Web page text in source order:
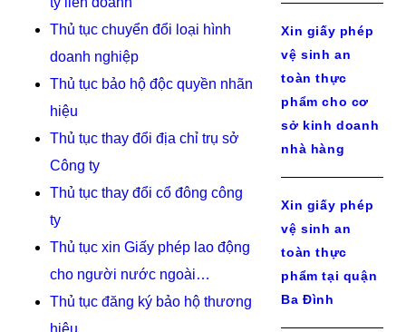
Thủ tục chuyển đổi loại hình
doanh nghiệp
Thủ tục bảo hộ độc quyền nhãn
hiệu
Thủ tục thay đổi địa chỉ trụ sở
Công ty
Thủ tục thay đổi cổ đông công
ty
Thủ tục xin Giấy phép lao động
cho người nước ngoài…
Thủ tục đăng ký bảo hộ thương
hiệu
Xin giấy phép
vệ sinh an
toàn thực
phẩm cho cơ
sở kinh doanh
nhà hàng
Xin giấy phép
vệ sinh an
toàn thực
phẩm tại quận
Ba Đình